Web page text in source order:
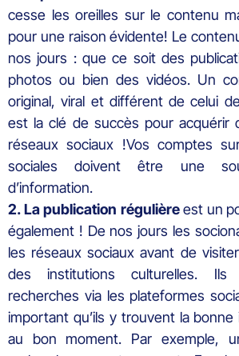
cesse les oreilles sur le contenu
pour une raison évidente! Le
nos jours : que ce soit des
photos ou bien des vidéos. Un
original, viral et différent de celui
est la clé de succès pour acquérir
réseaux sociaux !Vos comptes
sociales doivent être une
d’information.
2. La publication régulièreest un
également ! De nos jours les
les réseaux sociaux avant de
des institutions culturelles. Ils
recherches via les plateformes
important qu’ils y trouvent la
au bon moment. Par exemple,